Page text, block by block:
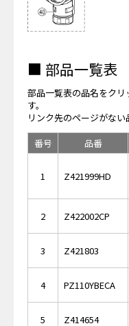
■ 部品一覧表
部品一覧表の品名をク
す。
リンク先のページがない
番号
品番
1 Z421999HD
2 Z422002CP
3 Z421803
4 PZ110YBECA
5 Z414654